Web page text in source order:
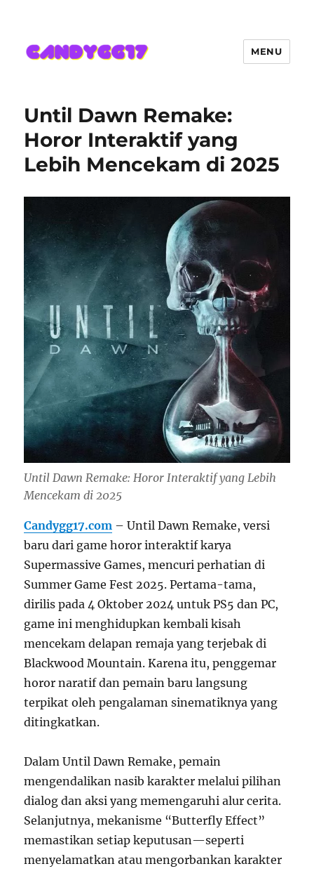
Hadir Semakin Mantap Jackpot
MENU
Until Dawn Remake:
Horor Interaktif yang
Lebih Mencekam di 2025
Until Dawn Remake: Horor Interaktif yang Lebih
Mencekam di 2025
Candygg17.com – Until Dawn Remake, versi
baru dari game horor interaktif karya
Supermassive Games, mencuri perhatian di
Summer Game Fest 2025. Pertama-tama,
dirilis pada 4 Oktober 2024 untuk PS5 dan PC,
game ini menghidupkan kembali kisah
mencekam delapan remaja yang terjebak di
Blackwood Mountain. Karena itu, penggemar
horor naratif dan pemain baru langsung
terpikat oleh pengalaman sinematiknya yang
ditingkatkan.
Dalam Until Dawn Remake, pemain
mengendalikan nasib karakter melalui pilihan
dialog dan aksi yang memengaruhi alur cerita.
Selanjutnya, mekanisme “Butterfly Effect”
memastikan setiap keputusan—seperti
menyelamatkan atau mengorbankan karakter